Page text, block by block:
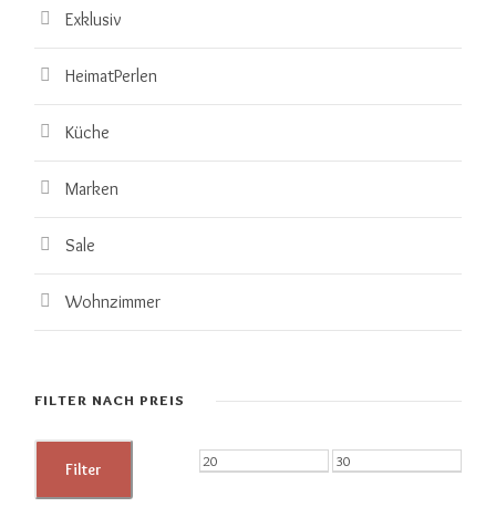
Exklusiv
HeimatPerlen
Küche
Marken
Sale
Wohnzimmer
FILTER NACH PREIS
M
M
Filter